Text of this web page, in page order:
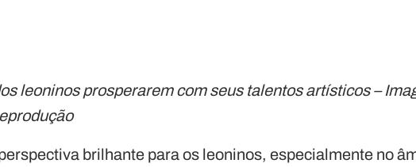
leoninos prosperarem com seus talentos artísticos –
brilhante para os leoninos, especialmente no